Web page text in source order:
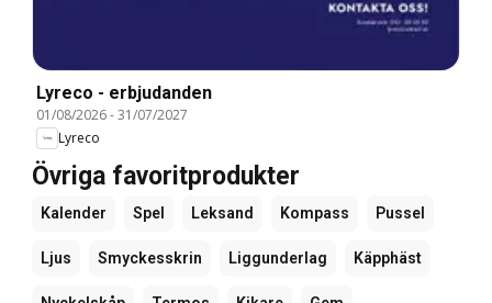
Lyreco - erbjudanden
01/08/2026-31/07/2027
Lyreco
Övriga favoritprodukter
Kalender Spel Leksand Kompass Pussel
Ljus Smyckesskrin Liggunderlag Käpphäst